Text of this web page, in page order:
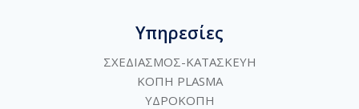
Υπηρεσίες
ΣΧΕΔΙΑΣΜΟΣ-ΚΑΤΑΣΚΕΥΗ
ΚΟΠΗ PLASMA
ΥΔΡΟΚΟΠΗ